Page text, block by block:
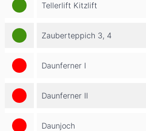
Tellerlift Kitzlift
Zauberteppich 3, 4
Daunferner I
Daunferner II
Daunjoch